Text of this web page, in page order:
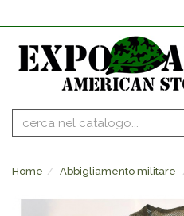
Home Abbigliamento militare